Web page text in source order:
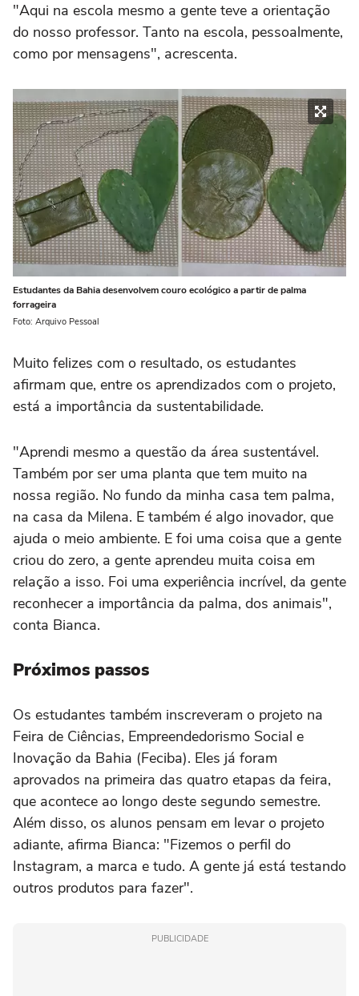
"Aqui na escola mesmo a gente teve a orientação
do nosso professor. Tanto na escola, pessoalmente,
como por mensagens", acrescenta.
Estudantes da Bahia desenvolvem couro ecológico a partir de palma
forrageira
Foto: Arquivo Pessoal
Muito felizes com o resultado, os estudantes
afirmam que, entre os aprendizados com o projeto,
está a importância da sustentabilidade.
"Aprendi mesmo a questão da área sustentável.
Também por ser uma planta que tem muito na
nossa região. No fundo da minha casa tem palma,
na casa da Milena. E também é algo inovador, que
ajuda o meio ambiente. E foi uma coisa que a gente
criou do zero, a gente aprendeu muita coisa em
relação a isso. Foi uma experiência incrível, da gente
reconhecer a importância da palma, dos animais",
conta Bianca.
Próximos passos
Os estudantes também inscreveram o projeto na
Feira de Ciências, Empreendedorismo Social e
Inovação da Bahia (Feciba). Eles já foram
aprovados na primeira das quatro etapas da feira,
que acontece ao longo deste segundo semestre.
Além disso, os alunos pensam em levar o projeto
adiante, afirma Bianca: "Fizemos o perfil do
Instagram, a marca e tudo. A gente já está testando
outros produtos para fazer".
PUBLICIDADE